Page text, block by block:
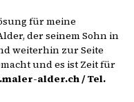
für meine
der seinem Sohn in
weiterhin zur Seite
und es ist Zeit für
alder.ch / Tel.